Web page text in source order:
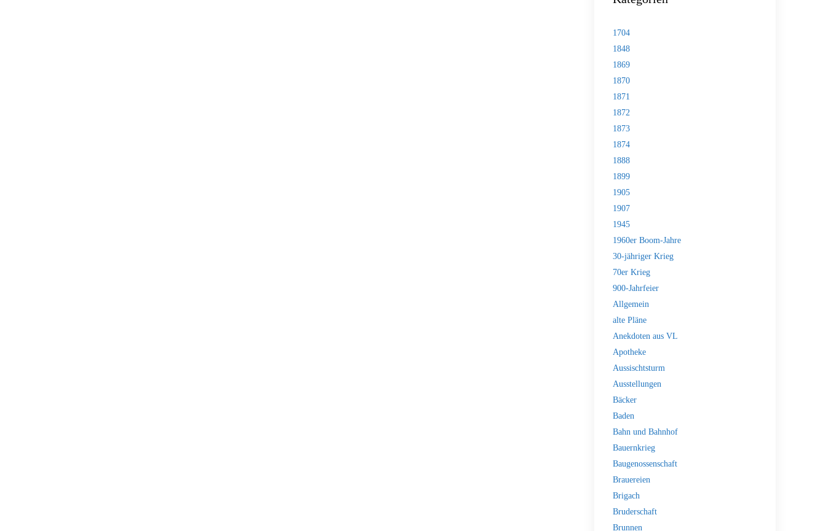
1704
1848
1869
1870
1871
1872
1873
1874
1888
1899
1905
1907
1945
1960er Boom-Jahre
30-jähriger Krieg
70er Krieg
900-Jahrfeier
Allgemein
alte Pläne
Anekdoten aus VL
Apotheke
Aussischtsturm
Ausstellungen
Bäcker
Baden
Bahn und Bahnhof
Bauernkrieg
Baugenossenschaft
Brauereien
Brigach
Bruderschaft
Brunnen